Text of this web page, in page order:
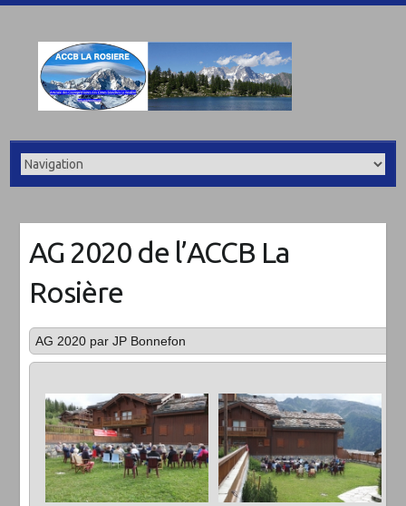
AG 2020 de l’ACCB La
Rosière
AG 2020 par JP Bonnefon